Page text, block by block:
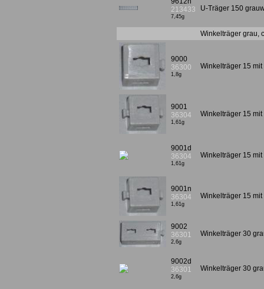
213433
7,45g
U-Träger 150
Winkelträger grau,
9000
36300
1,8g
Winkelträger 15
9001
36304
1,61g
Winkelträger 15
9001d
36304
1,61g
Winkelträger 15
9001n
36304
1,61g
Winkelträger 15
9002
36301
2,6g
Winkelträger 30
9002d
36301
2,6g
Winkelträger 30